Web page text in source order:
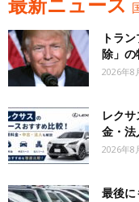
トラ
除」の
2026年8
レク
金・法
2026年8
最後に